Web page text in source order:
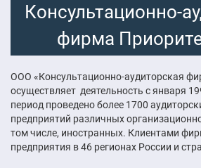
Консультационно-
фирма
ООО «Консультационно-аудиторская
осуществляет деятельность с января
период проведено более 1700
предприятий различных
том числе, иностранных. Клиентами
предприятия в 46 регионах России и